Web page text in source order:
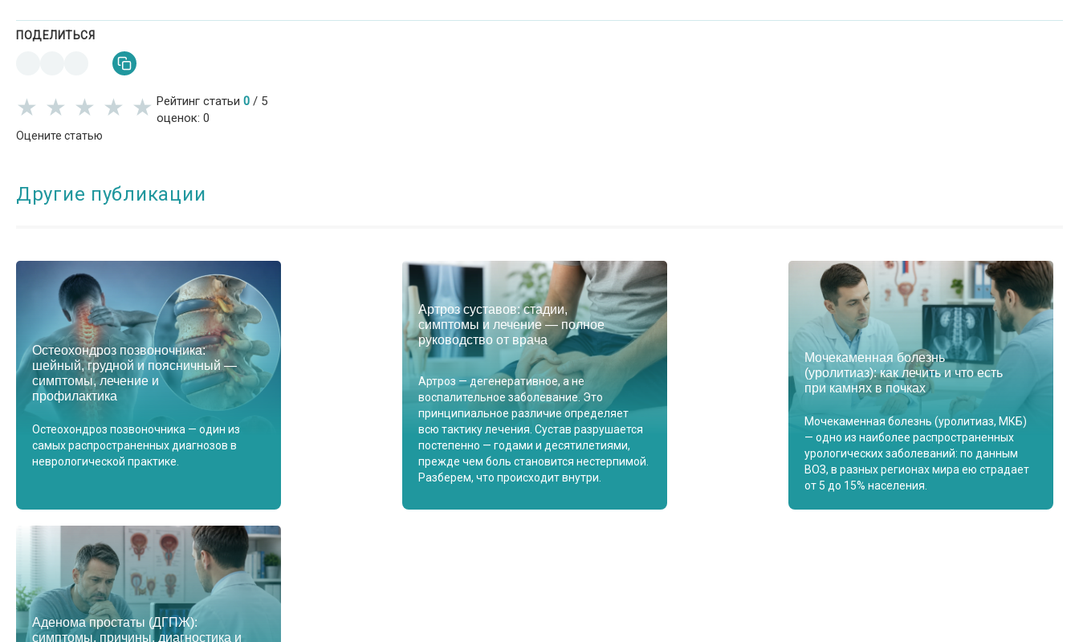
ПОДЕЛИТЬСЯ
★
★ ★
★ ★
★ ★
★ ★
★
Оцените статью
Рейтинг статьи 0 / 5
оценок: 0
Другие публикации
Остеохондроз позвоночника:
шейный, грудной и поясничный —
симптомы, лечение и
профилактика
Остеохондроз позвоночника — один из
самых распространенных диагнозов в
неврологической практике.
Артроз суставов: стадии,
симптомы и лечение — полное
руководство от врача
Артроз — дегенеративное, а не
воспалительное заболевание. Это
принципиальное различие определяет
всю тактику лечения. Сустав разрушается
постепенно — годами и десятилетиями,
прежде чем боль становится нестерпимой.
Разберем, что происходит внутри.
Мочекаменная болезнь
(уролитиаз): как лечить и что есть
при камнях в почках
Мочекаменная болезнь (уролитиаз, МКБ)
— одно из наиболее распространенных
урологических заболеваний: по данным
ВОЗ, в разных регионах мира ею страдает
от 5 до 15% населения.
Аденома простаты (ДГПЖ):
симптомы, причины, диагностика и